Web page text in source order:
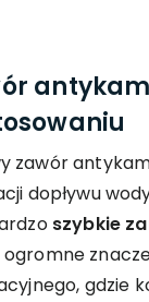
zawór
dopływu
szybkie
ogromne
gdzie